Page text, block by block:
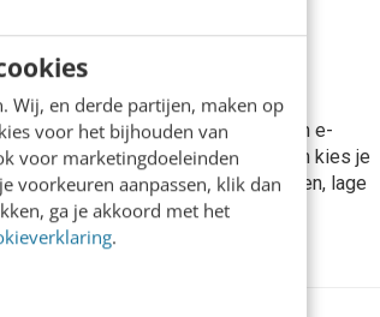
Wij, en derde partijen, maken op
voor het bijhouden van
voor marketingdoeleinden
voorkeuren aanpassen, klik dan
ga je akkoord met het
.
data-driven e-
die op basis van data een e-
even een stapje terug: waarom kies je
personalisatiemogelijkheden, lage
Sabrina Menheer